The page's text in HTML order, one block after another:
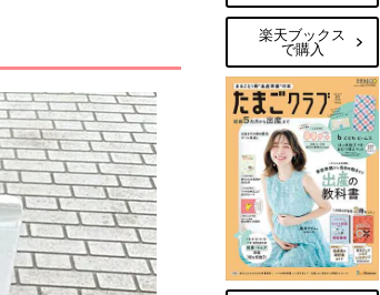
楽天ブックス
で購入